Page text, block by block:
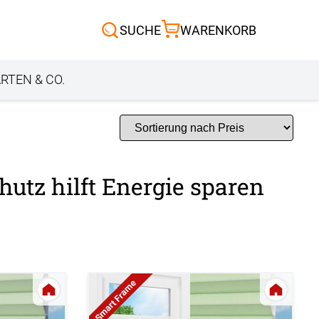
SUCHE WARENKORB
Scheibengardinen
& CO.
hilft Energie sparen
Smart Frame